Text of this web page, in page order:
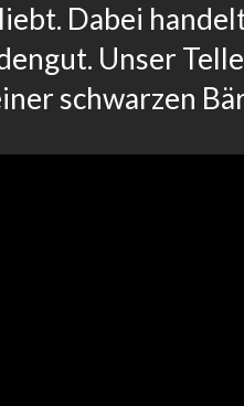
Dabei
Unser
schwarzen